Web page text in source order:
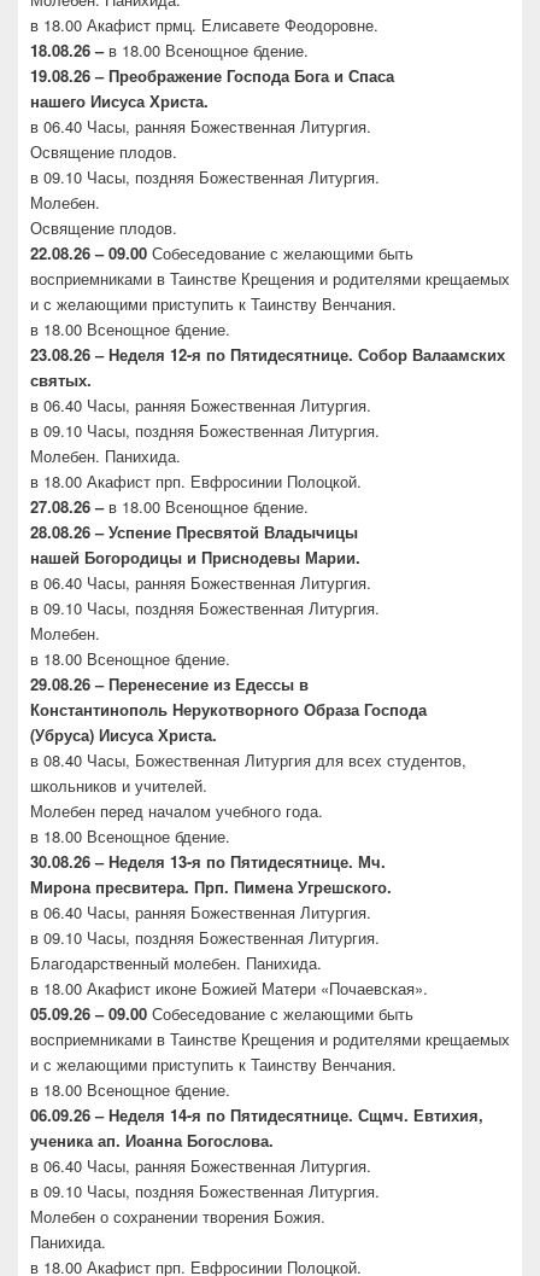
в 18.00 Акафист прмц. Елисавете Феодоровне.
18.08.26 –в 18.00 Всенощное бдение.
19.08.26 – Преображение Господа Бога и Спаса
нашего Иисуса Христа.
в 06.40 Часы, ранняя Божественная Литургия.
Освящение плодов.
в 09.10 Часы, поздняя Божественная Литургия.
Молебен.
Освящение плодов.
22.08.26 – 09.00 Собеседование с желающими быть
восприемниками в Таинстве Крещения и родителями крещаемых
и с желающими приступить к Таинству Венчания.
в 18.00 Всенощное бдение.
23.08.26 – Неделя 12-я по Пятидесятнице. Собор Валаамских
святых.
в 06.40 Часы, ранняя Божественная Литургия.
в 09.10 Часы, поздняя Божественная Литургия.
Молебен. Панихида.
в 18.00 Акафист прп. Евфросинии Полоцкой.
27.08.26 –в 18.00 Всенощное бдение.
28.08.26 – Успение Пресвятой Владычицы
нашей Богородицы и Приснодевы Марии.
в 06.40 Часы, ранняя Божественная Литургия.
в 09.10 Часы, поздняя Божественная Литургия.
Молебен.
в 18.00 Всенощное бдение.
29.08.26 – Перенесение из Едессы в
Константинополь Нерукотворного Образа Господа
(Убруса) Иисуса Христа.
в 08.40 Часы, Божественная Литургия для всех студентов,
школьников и учителей.
Молебен перед началом учебного года.
в 18.00 Всенощное бдение.
30.08.26 – Неделя 13-я по Пятидесятнице. Мч.
Мирона пресвитера. Прп. Пимена Угрешского.
в 06.40 Часы, ранняя Божественная Литургия.
в 09.10 Часы, поздняя Божественная Литургия.
Благодарственный молебен. Панихида.
в 18.00 Акафист иконе Божией Матери «Почаевская».
05.09.26 – 09.00 Собеседование с желающими быть
восприемниками в Таинстве Крещения и родителями крещаемых
и с желающими приступить к Таинству Венчания.
в 18.00 Всенощное бдение.
06.09.26 – Неделя 14-я по Пятидесятнице. Сщмч. Евтихия,
ученика ап. Иоанна Богослова.
в 06.40 Часы, ранняя Божественная Литургия.
в 09.10 Часы, поздняя Божественная Литургия.
Молебен о сохранении творения Божия.
Панихида.
в 18.00 Акафист прп. Евфросинии Полоцкой.